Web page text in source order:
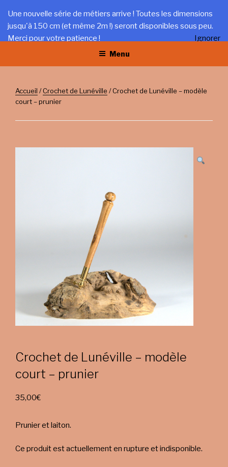
contenu
principal
LA TRÉFILERIE
Gîte et artisanat au coeur du Jura
Menu
Accueil /Crochet de Lunéville / Crochet de Lunéville – modèle
court – prunier
Crochet de Lunéville – modèle
court – prunier
35,00€
Prunier et laiton.
Ce produit est actuellement en rupture et indisponible.
Une nouvelle série de métiers arrive ! Toutes les dimensions
jusqu'à 150 cm (et même 2m !) seront disponibles sous peu.
Merci pour votre patience !
Ignorer